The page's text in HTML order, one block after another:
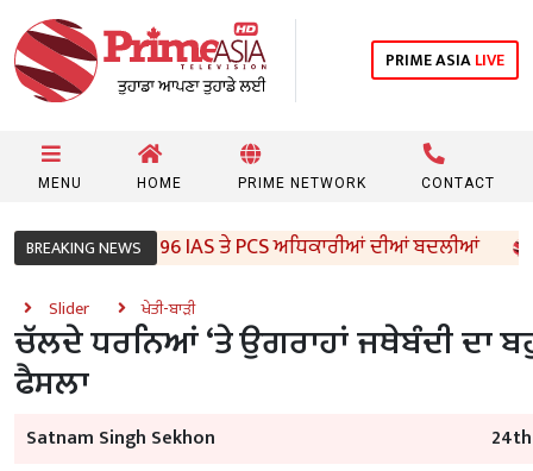
PRIME ASIALIVE
MENU HOME PRIME NETWORK CONTACT
BREAKING NEWS
ਸਰਕਾਰ ਵੱਲੋਂ 96 IAS ਤੇ PCS ਅਧਿਕਾਰੀਆਂ ਦੀਆਂ ਬਦਲੀਆਂ
Slider ਖੇਤੀ-ਬਾੜੀ
ਚੱਲਦੇ ਧਰਨਿਆਂ ‘ਤੇ ਉਗਰਾਹਾਂ ਜਥੇਬੰਦੀ ਦਾ
ਫੈਸਲਾ
Satnam Singh Sekhon